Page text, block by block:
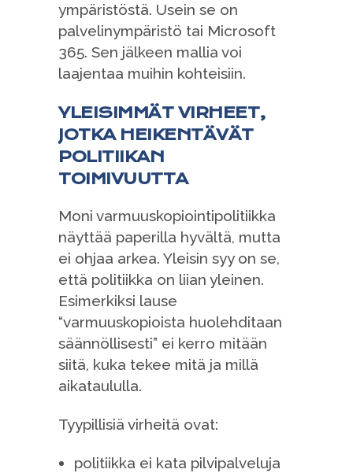
ympäristöstä. Usein se on
palvelinympäristö tai Microsoft
365. Sen jälkeen mallia voi
laajentaa muihin kohteisiin.
YLEISIMMÄT VIRHEET,
JOTKA HEIKENTÄVÄT
POLITIIKAN
TOIMIVUUTTA
Moni varmuuskopiointipolitiikka
näyttää paperilla hyvältä, mutta
ei ohjaa arkea. Yleisin syy on se,
että politiikka on liian yleinen.
Esimerkiksi lause
“varmuuskopioista huolehditaan
säännöllisesti” ei kerro mitään
siitä, kuka tekee mitä ja millä
aikataululla.
Tyypillisiä virheitä ovat:
politiikka ei kata pilvipalveluja